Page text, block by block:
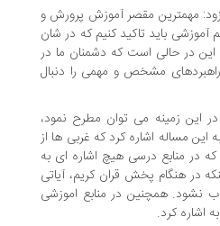
مقصر آموزش پرورش و
تاکید کنیم که در شان
حالی است که دشمنان ما در
مشخص و مهمی را دنبال
می توان مطرح نمود،
اشاره کرد که غربی ها از
درسی هیچ اشاره ای به
پخش قران کریم، آیاتی
همچنین در منابع اموزشی
کرد.